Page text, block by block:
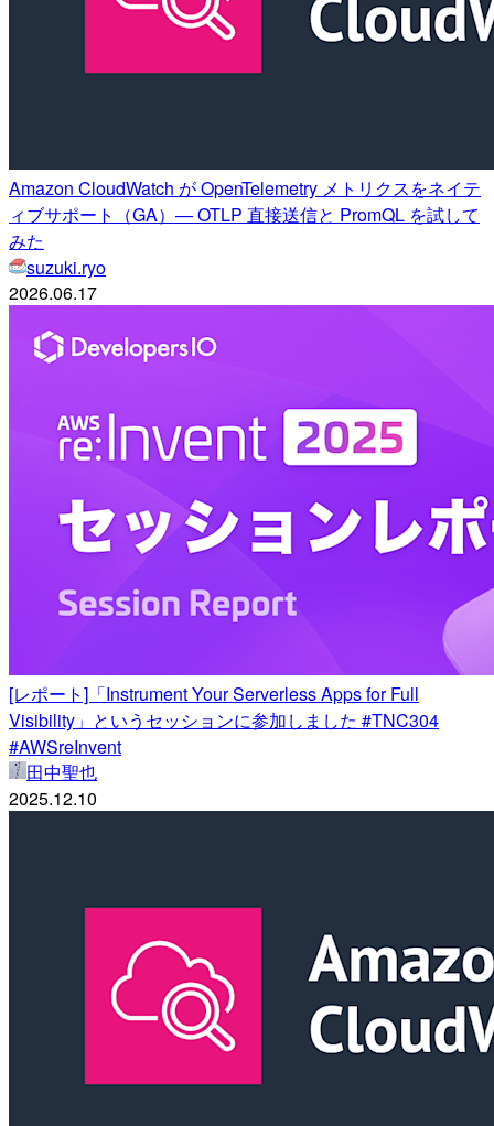
Amazon CloudWatch が OpenTelemetry メトリクスをネイテ
ィブサポート（GA）— OTLP 直接送信と PromQL を試して
みた
suzuki.ryo
2026.06.17
[レポート]「Instrument Your Serverless Apps for Full
Visibility」というセッションに参加しました #TNC304
#AWSreInvent
田中聖也
2025.12.10